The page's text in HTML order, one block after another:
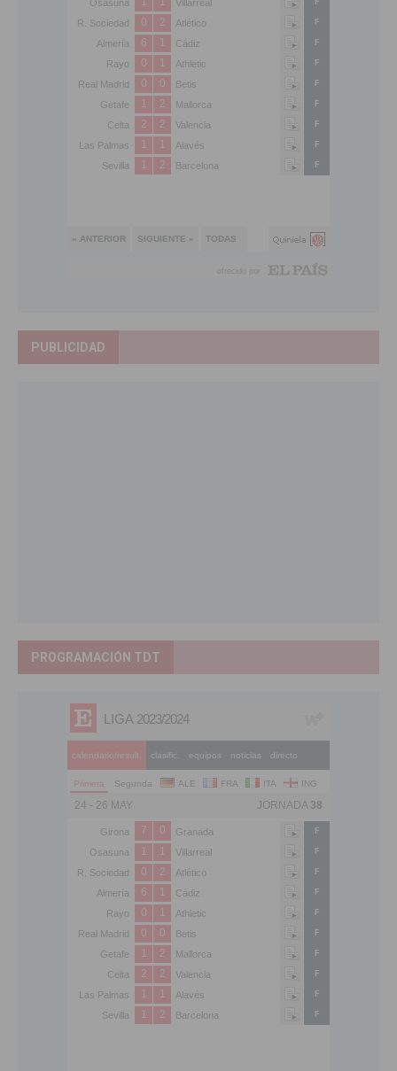
PUBLICIDAD
PROGRAMACIÓN TDT